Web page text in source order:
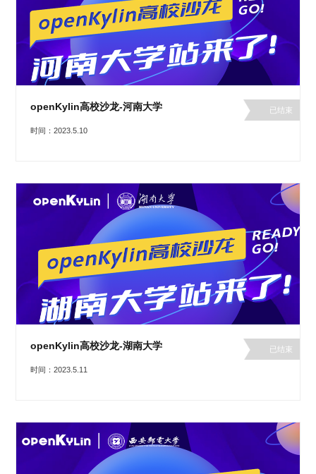
openKylin高校沙龙-河南大学
时间：2023.5.10
已结束
openKylin高校沙龙-湖南大学
时间：2023.5.11
已结束